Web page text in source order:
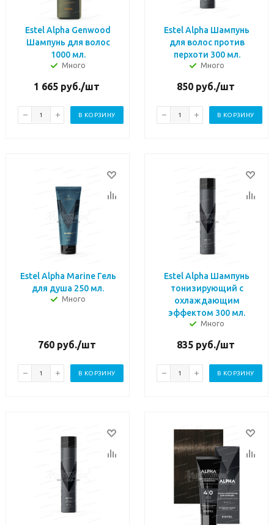
Estel Alpha Genwood
Шампунь для волос
1000 мл.
Много
1 665 руб./шт
В КОРЗИНУ
Estel Alpha Шампунь
для волос против
перхоти 300 мл.
Много
850руб./шт
В КОРЗИНУ
Estel Alpha Marine Гель
для душа 250 мл.
Много
760руб./шт
В КОРЗИНУ
Estel Alpha Шампунь
тонизирующий с
охлаждающим
эффектом 300 мл.
Много
835руб./шт
В КОРЗИНУ